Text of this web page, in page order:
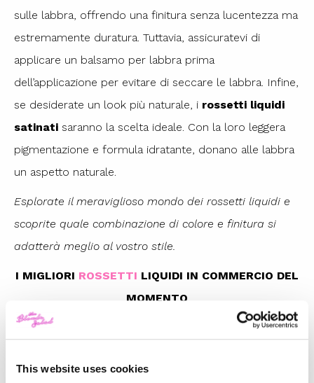
This website uses cookies
sulle labbra, offrendo una finitura senza lucentezza ma
estremamente duratura. Tuttavia, assicuratevi di
applicare un balsamo per labbra prima
dell’applicazione per evitare di seccare le labbra. Infine,
se desiderate un look più naturale, i rossetti liquidi
satinati saranno la scelta ideale. Con la loro leggera
pigmentazione e formula idratante, donano alle labbra
un aspetto naturale.
Esplorate il meraviglioso mondo dei rossetti liquidi e
scoprite quale combinazione di colore e finitura si
adatterà meglio al vostro stile.
I MIGLIORI ROSSETTI LIQUIDI IN COMMERCIO DEL
MOMENTO